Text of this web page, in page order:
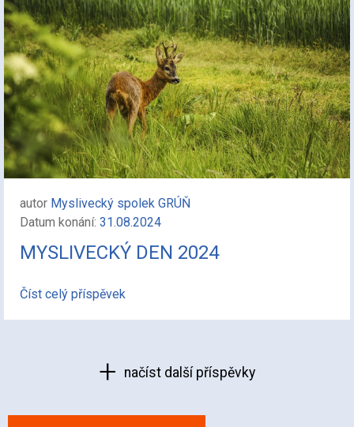
autor Myslivecký spolek GRÚŇ
Datum konání: 31.08.2024
MYSLIVECKÝ DEN 2024
Číst celý příspěvek
načíst další příspěvky